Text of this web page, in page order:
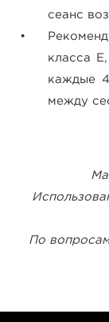
сеанс
класса
каждые
между
По